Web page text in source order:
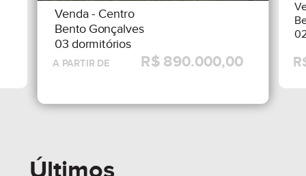
Venda- Centro
Bento Gonçalves
03 dormitórios